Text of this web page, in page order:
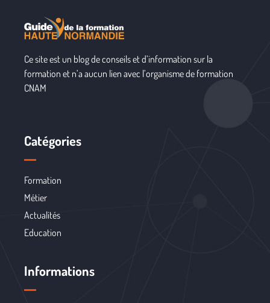
Ce site est un blog de conseils et d’information sur la
formation et n’a aucun lien avec l’organisme de formation
CNAM
Catégories
Formation
Métier
Actualités
Education
Informations